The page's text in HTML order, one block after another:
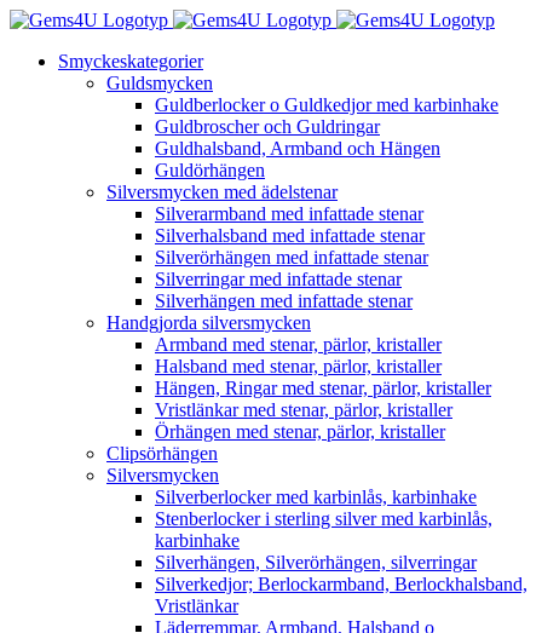
Fortsätt
innehålletSmyckeskategorier
Guldsmycken
Guldberlocker o Guldkedjor med karbinhake
Guldbroscher och Guldringar
Guldhalsband, Armband och Hängen
Guldörhängen
Silversmycken med ädelstenar
Silverarmband med infattade stenar
Silverhalsband med infattade stenar
Silverörhängen med infattade stenar
Silverringar med infattade stenar
Silverhängen med infattade stenar
Handgjorda silversmycken
Armband med stenar, pärlor, kristaller
Halsband med stenar, pärlor, kristaller
Hängen, Ringar med stenar, pärlor, kristaller
Vristlänkar med stenar, pärlor, kristaller
Örhängen med stenar, pärlor, kristaller
Clipsörhängen
Silversmycken
Silverberlocker med karbinlås, karbinhake
Stenberlocker i sterling silver med karbinlås,
karbinhake
Silverhängen, Silverörhängen, silverringar
Silverkedjor; Berlockarmband, Berlockhalsband,
Vristlänkar
Läderremmar, Armband, Halsband o